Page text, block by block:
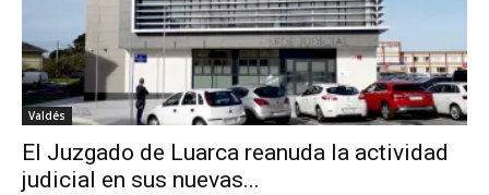
Valdés
El Juzgado de Luarca reanuda la actividad
judicial en sus nuevas...